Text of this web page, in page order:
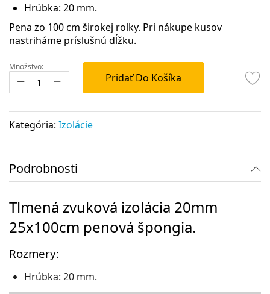
Hrúbka: 20 mm.
Pena zo 100 cm širokej rolky. Pri nákupe kusov
nastriháme príslušnú dĺžku.
Množstvo:
Pridať Do Košíka
Kategória: Izolácie
Podrobnosti
Tlmená zvuková izolácia 20mm
25x100cm penová špongia.
Rozmery:
Hrúbka: 20 mm.